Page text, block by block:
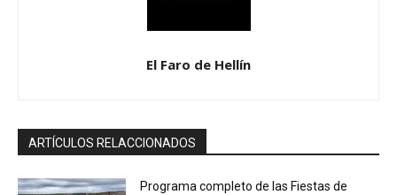
El Faro de Hellín
ARTÍCULOS RELACCIONADOS
Programa completo de las Fiestas de